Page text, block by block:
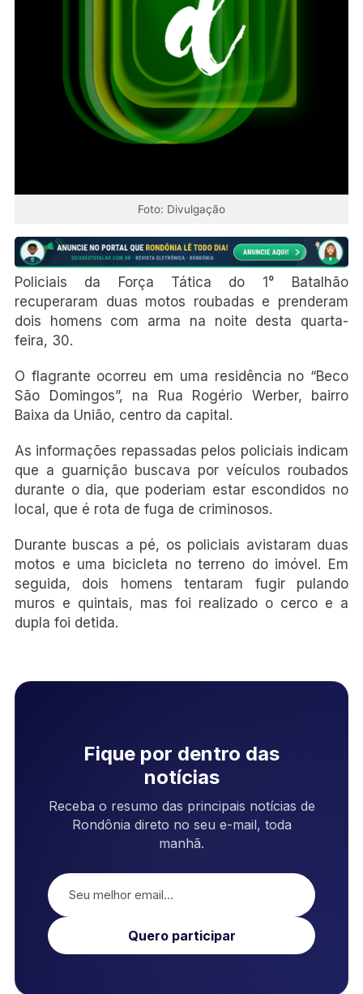
Foto: Divulgação
Policiais da Força Tática do 1° Batalhão
recuperaram duas motos roubadas e prenderam
dois homens com arma na noite desta quarta-
feira, 30.
O flagrante ocorreu em uma residência no “Beco
São Domingos”, na Rua Rogério Werber, bairro
Baixa da União, centro da capital.
As informações repassadas pelos policiais indicam
que a guarnição buscava por veículos roubados
durante o dia, que poderiam estar escondidos no
local, que é rota de fuga de criminosos.
Durante buscas a pé, os policiais avistaram duas
motos e uma bicicleta no terreno do imóvel. Em
seguida, dois homens tentaram fugir pulando
muros e quintais, mas foi realizado o cerco e a
dupla foi detida.
Fique por dentro das
notícias
Receba o resumo das principais notícias de
Rondônia direto no seu e-mail, toda
manhã.
Quero participar